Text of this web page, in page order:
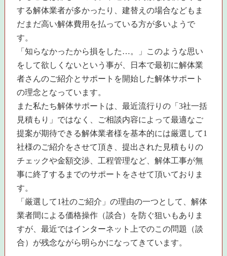
する解体業者が多かったり、建替えの場合などもま
だまだ高い解体費用を払っている方が多いようで
す。
「知らなかったから損をした…。」このような思い
をして欲しくないという事が、日本で最初に解体業
者さんのご紹介とサポートを開始した解体サポート
の理念となっています。
また私たち解体サポートは、最近流行りの「3社一括
見積もり」ではなく、ご相談内容によって最適なご
提案が期待できる解体業者様を基本的には厳選して1
社様のご紹介をさせて頂き、提出された見積もりの
チェックや金額交渉、工程管理など、解体工事が無
事に終了するまでのサポートをさせて頂いておりま
す。
「厳選して1社のご紹介」の理由の一つとして、解体
業者間による価格操作（談合）を防ぐ狙いもありま
すが、最近ではインターネット上でのこの問題（談
合）が残念ながら明らかになってきています。